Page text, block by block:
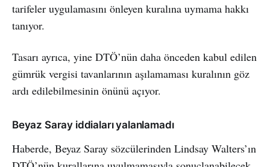
tarifeler uygulamasını önleyen kuralına uymama hakkı
tanıyor.
Tasarı ayrıca, yine DTÖ’nün daha önceden kabul edilen
gümrük vergisi tavanlarının aşılamaması kuralının göz
ardı edilebilmesinin önünü açıyor.
Beyaz Saray iddiaları yalanlamadı
Haberde, Beyaz Saray sözcülerinden Lindsay Walters’ın